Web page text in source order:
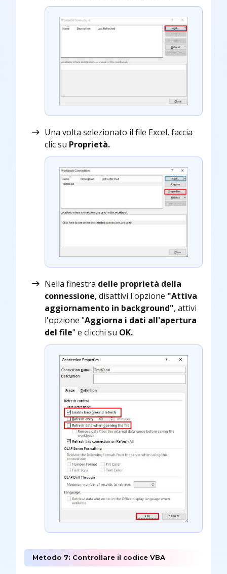
Una volta selezionato il file Excel, faccia
clic su Proprietà.
Nella finestra delle proprietà della
connessione, disattivi l'opzione "Attiva
aggiornamento in background", attivi
l'opzione "Aggiorna i dati all'apertura
del file" e clicchi su OK.
Metodo 7: Controllare il codice VBA